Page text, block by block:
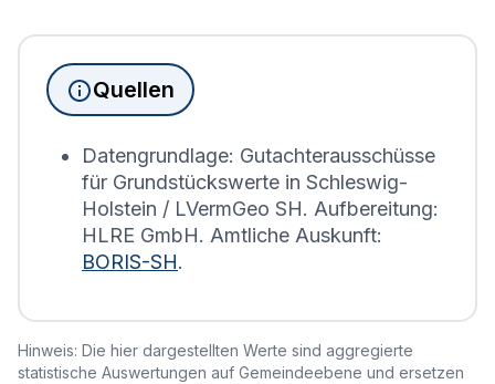
Immobilien, die sich in Neuenkirchen
(Dithmarschen) befinden, wird die
Grundsteuererklärung auf Basis des
erstellt.
Quellen
Datengrundlage: Gutachterausschüsse
für Grundstückswerte in Schleswig-
Holstein / LVermGeo SH. Aufbereitung:
HLRE GmbH. Amtliche Auskunft:
BORIS-SH.
Hinweis: Die hier dargestellten Werte sind aggregierte
statistische Auswertungen auf Gemeindeebene und ersetzen